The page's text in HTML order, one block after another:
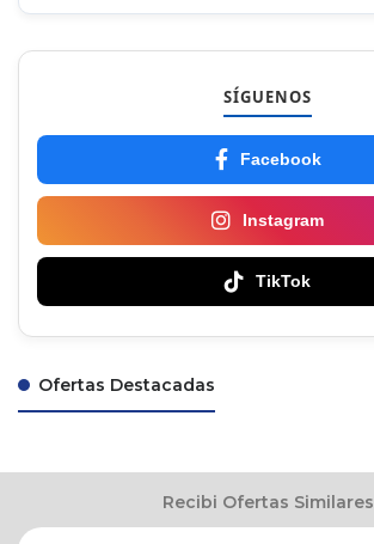
SÍGUENOS
Facebook
Instagram
TikTok
Ofertas Destacadas
Recibi Ofertas Similares